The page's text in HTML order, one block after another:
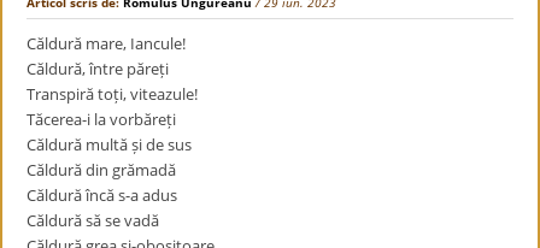
Căldură mare, Iancule!
Căldură, între păreți
Transpiră toți, viteazule!
Tăcerea-i la vorbăreți
Căldură multă și de sus
Căldură din grămadă
Căldură încă s-a adus
Căldură să se vadă